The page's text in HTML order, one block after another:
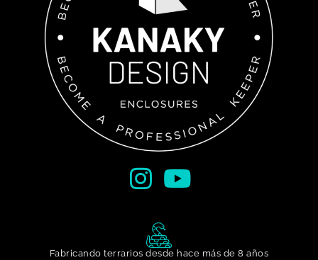
Fabricando terrarios desde hace más de 8 años